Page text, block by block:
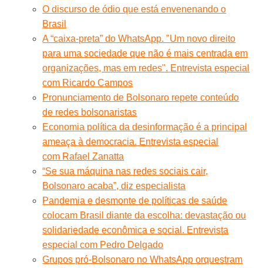
O discurso de ódio que está envenenando o
Brasil
A “caixa-preta” do WhatsApp. "Um novo direito
para uma sociedade que não é mais centrada em
organizações, mas em redes". Entrevista especial
com Ricardo Campos
Pronunciamento de Bolsonaro repete conteúdo
de redes bolsonaristas
Economia política da desinformação é a principal
ameaça à democracia. Entrevista especial
com Rafael Zanatta
“Se sua máquina nas redes sociais cair,
Bolsonaro acaba”, diz especialista
Pandemia e desmonte de políticas de saúde
colocam Brasil diante da escolha: devastação ou
solidariedade econômica e social. Entrevista
especial com Pedro Delgado
Grupos pró-Bolsonaro no WhatsApp orquestram